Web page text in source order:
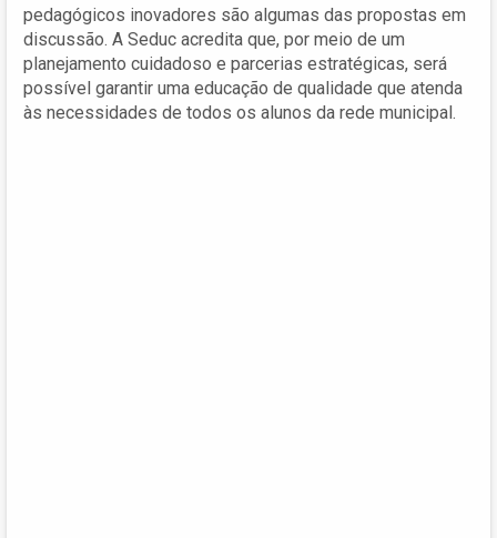
pedagógicos inovadores são algumas das propostas em
discussão. A Seduc acredita que, por meio de um
planejamento cuidadoso e parcerias estratégicas, será
possível garantir uma educação de qualidade que atenda
às necessidades de todos os alunos da rede municipal.